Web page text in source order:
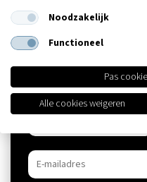
Heeft u interesse in advies
Neem dan alvast contact op
Meer informatie?
Noodzakelijk
Functioneel
Pas
Alle cookies weigeren